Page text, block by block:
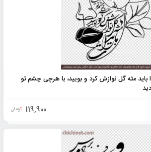
باید مثه گل نوازش کرد و بویید، با هرچی چشم تو
119,900 تومان